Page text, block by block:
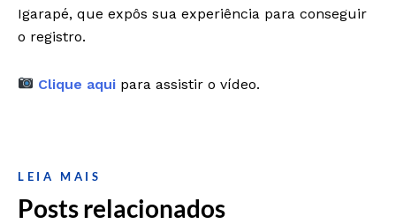
Igarapé, que expôs sua experiência para conseguir
o registro.
Clique aqui para assistir o vídeo.
LEIA MAIS
Posts relacionados